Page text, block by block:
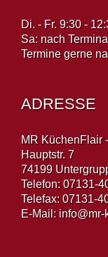
Di. - Fr. 9:30 -
Sa: nach
Termine gerne
ADRESSE
MR KüchenFlair
Hauptstr. 7
74199
Telefon: 07131-
Telefax: 07131-
E-Mail: